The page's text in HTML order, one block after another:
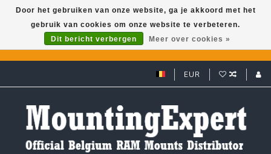
GARMIN GPS met een superkorting tot 50%? Klik hier!
EUR
Door het gebruiken van onze website, ga je akkoord met het
gebruik van cookies om onze website te verbeteren.
Dit bericht verbergen
Meer over cookies »